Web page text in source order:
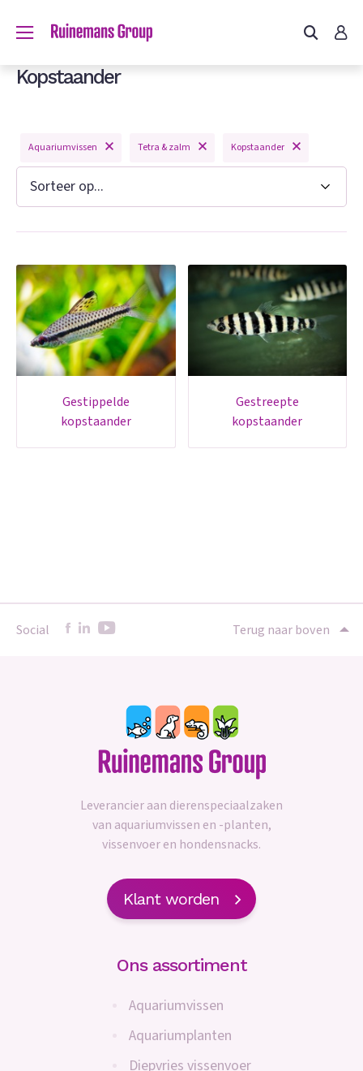
Kopstaander
Aquariumvissen Tetra & zalm Kopstaander
gestippelde
kopstaander
gestreepte
kopstaander
Social Terug naar boven
Leverancier aan dierenspeciaalzaken
van aquariumvissen en -planten,
vissenvoer en hondensnacks.
Klant worden
Ons assortiment
Aquariumvissen
Aquariumplanten
Diepvries vissenvoer